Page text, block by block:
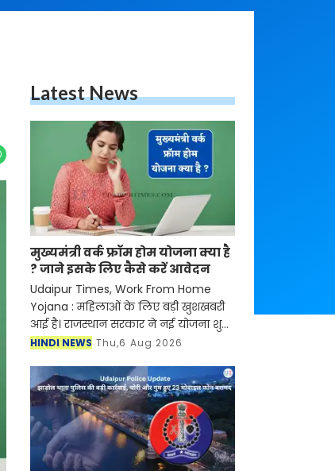
Latest News
मुख्यमंत्री वर्क फ्रॉम होम योजना क्या है
? जाने इसके लिए कैसे करें आवेदन
Udaipur Times, Work From Home
Yojana : महिलाओं के लिए बड़ी खुशखबरी
आई है। राजस्थान सरकार ने नई योजना शुरू
की है जिसके तहत अब महिलाओं को घर बैठे
अनुसार सरकार द्वारा चला
HINDI NEWS Thu,6 Aug 2026